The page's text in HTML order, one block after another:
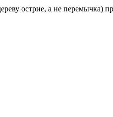
острие, а не перемычка)